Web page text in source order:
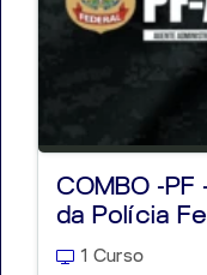
COMBO -
da Polícia
1 Curso